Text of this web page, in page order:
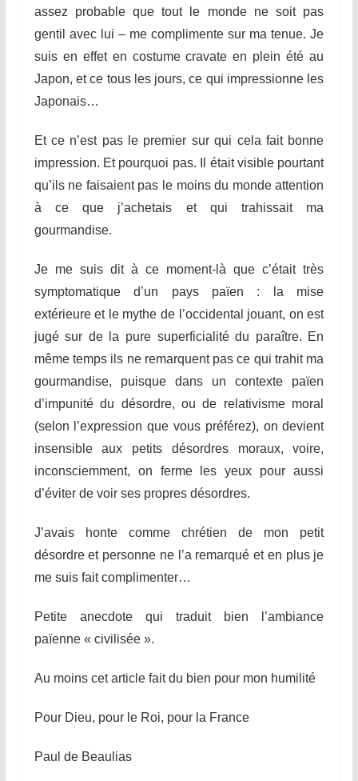
assez probable que tout le monde ne soit pas
gentil avec lui – me complimente sur ma tenue. Je
suis en effet en costume cravate en plein été au
Japon, et ce tous les jours, ce qui impressionne les
Japonais…
Et ce n’est pas le premier sur qui cela fait bonne
impression. Et pourquoi pas. Il était visible pourtant
qu’ils ne faisaient pas le moins du monde attention
à ce que j’achetais et qui trahissait ma
gourmandise.
Je me suis dit à ce moment-là que c’était très
symptomatique d’un pays païen : la mise
extérieure et le mythe de l’occidental jouant, on est
jugé sur de la pure superficialité du paraître. En
même temps ils ne remarquent pas ce qui trahit ma
gourmandise, puisque dans un contexte païen
d’impunité du désordre, ou de relativisme moral
(selon l’expression que vous préférez), on devient
insensible aux petits désordres moraux, voire,
inconsciemment, on ferme les yeux pour aussi
d’éviter de voir ses propres désordres.
J’avais honte comme chrétien de mon petit
désordre et personne ne l’a remarqué et en plus je
me suis fait complimenter…
Petite anecdote qui traduit bien l’ambiance
païenne « civilisée ».
Au moins cet article fait du bien pour mon humilité
Pour Dieu, pour le Roi, pour la France
Paul de Beaulias